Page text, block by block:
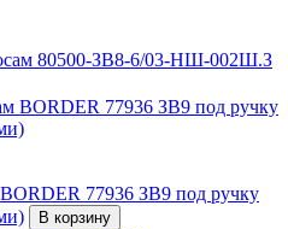
80500-ЗВ8-6/03-НШ-002Ш.З
77936 ЗВ9 под ручку
В корзину